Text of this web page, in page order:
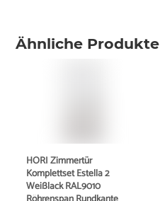
Ähnliche Produkte
HORI Zimmertür
Komplettset Estella 2
Weißlack RAL9010